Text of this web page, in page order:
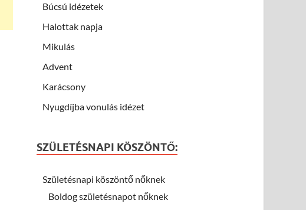
Búcsú idézetek
Halottak napja
Mikulás
Advent
Karácsony
Nyugdíjba vonulás idézet
SZÜLETÉSNAPI KÖSZÖNTŐ:
Születésnapi köszöntő nőknek
Boldog születésnapot nőknek